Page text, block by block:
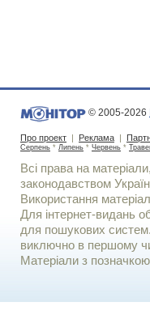
© 2005-2026
Про проект | Реклама |
Серпень * Липень * Червень *
Всі права на
законодавством
Використання
Для iнтернет-видань
для пошукових
виключно в першому
Матеріали з